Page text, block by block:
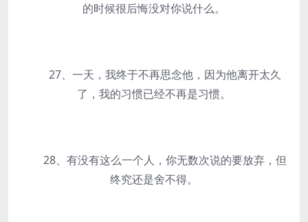
的时候很后悔没对你说什么。
27、一天，我终于不再思念他，因为他离开太久
了，我的习惯已经不再是习惯。
28、有没有这么一个人，你无数次说的要放弃，但
终究还是舍不得。